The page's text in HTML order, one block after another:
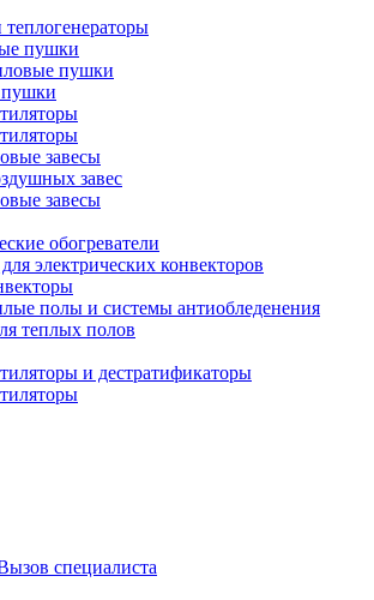
пушки
пушки
пушки
завесы
завес
завесы
обогреватели
электрических конвекторов
полы и системы антиобледенения
теплых полов
и дестратификаторы
специалиста